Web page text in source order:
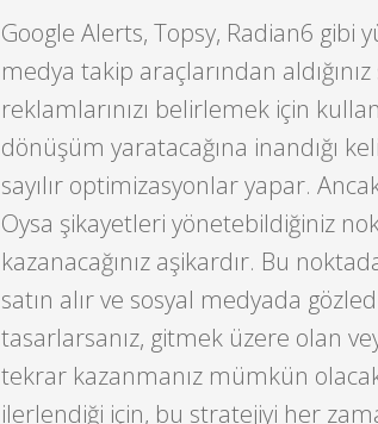
Google Alerts, Topsy, Radian6 gibi
medya takip araçlarından
reklamlarınızı belirlemek için
dönüşüm yaratacağına inandığı
sayılır optimizasyonlar yapar.
Oysa şikayetleri yönetebildiğiniz
kazanacağınız aşikardır. Bu
satın alır ve sosyal medyada
tasarlarsanız, gitmek üzere olan
tekrar kazanmanız mümkün
ilerlendiği için, bu stratejiyi her